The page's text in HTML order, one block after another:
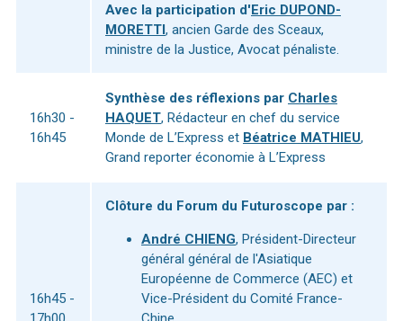
Avec la participation d'Eric DUPOND-
MORETTI, ancien Garde des Sceaux,
ministre de la Justice, Avocat pénaliste.
16h30 -
16h45
Synthèse des réflexions par Charles
HAQUET, Rédacteur en chef du service
Monde de L’Express et Béatrice MATHIEU,
Grand reporter économie à L’Express
16h45 -
Clôture du Forum du Futuroscope par :
André CHIENG, Président-Directeur
général général de l'Asiatique
Européenne de Commerce (AEC) et
Vice-Président du Comité France-